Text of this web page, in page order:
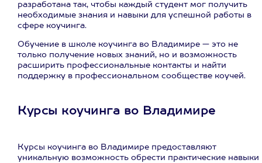
разработана так, чтобы каждый студент мог получить
необходимые знания и навыки для успешной работы в
сфере коучинга.
Обучение в школе коучинга во Владимире — это не
только получение новых знаний, но и возможность
расширить профессиональные контакты и найти
поддержку в профессиональном сообществе коучей.
Курсы коучинга во Владимире
Курсы коучинга во Владимире предоставляют
уникальную возможность обрести практические навыки